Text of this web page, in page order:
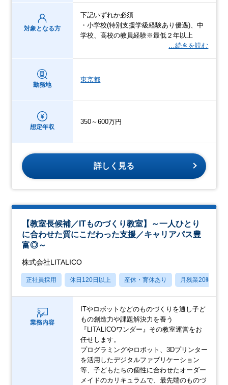
対象となる方
下記いずれか必須
・小学校(特別支援学級経験あり優遇)、中
学校、高校の教員経験※最低２年以上
…続きを読む
勤務地
東京都
想定年収
350～600万円
詳しく見る
【教室長候補／ITものづくり教室】～一人ひとり
に合わせた質にこだわった支援／キャリアパス豊
富◎～
株式会社LITALICO
正社員採用 休日120日以上 産休・育休あり 月残業20時間以
業務内容
ITやロボットなどのものづくりを通し子ど
もの創造力や課題解決力を養う
『LITALICOワンダー』その教室運営をお
任せします。
プログラミングやロボット、3Dプリンター
を活用したデジタルファブリケーション
等、子どもたちの個性に合わせたオーダー
メイドのカリキュラムで、最先端のものづ